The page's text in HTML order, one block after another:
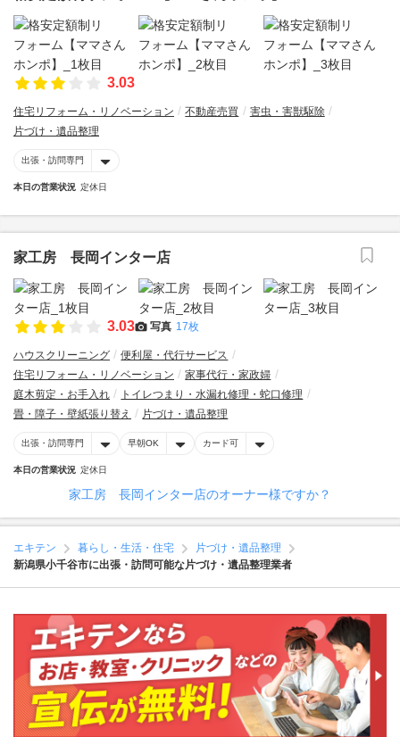
3.03
住宅リフォーム・リノベーション 不動産売買
害虫・害獣駆除
片づけ・遺品整理
出張・訪問専門
本日の営業状況 定休日
家工房 長岡インター店
3.03 写真 17枚
ハウスクリーニング
便利屋・代行サービス
住宅リフォーム・リノベーション
家事代行・家政婦
庭木剪定・お手入れ
トイレつまり・水漏れ修理・蛇口修理
畳・障子・壁紙張り替え
片づけ・遺品整理
出張・訪問専門 早朝OK カード可
本日の営業状況 定休日
家工房 長岡インター店のオーナー様ですか？
エキテン 暮らし・生活・住宅
片づけ・遺品整理
新潟県小千谷市に出張・訪問可能な片づけ・遺品整理業者